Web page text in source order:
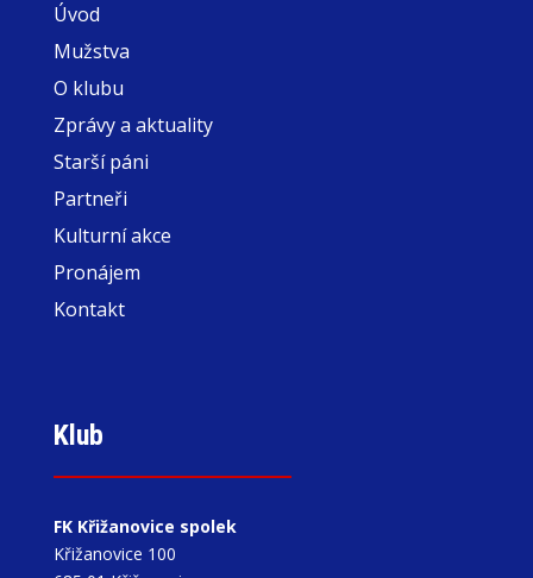
Úvod
Mužstva
O klubu
Zprávy a aktuality
Starší páni
Partneři
Kulturní akce
Pronájem
Kontakt
Klub
FK Křižanovice spolek
Křižanovice 100